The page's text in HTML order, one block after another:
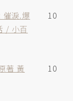
催淚.爆
/ 小百
10
著 黃
10